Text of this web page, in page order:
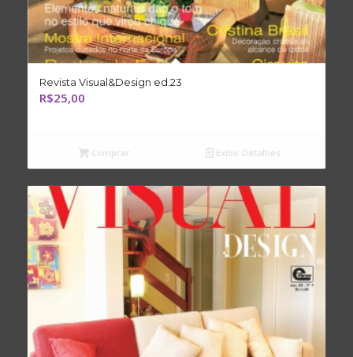
Revista Visual&Design ed.23
R$25,00
Comprar Exibir Detalhes